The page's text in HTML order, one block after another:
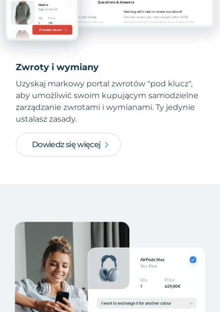
Zwroty i wymiany
Uzyskaj markowy portal zwrotów "pod klucz",
aby umożliwić swoim kupującym samodzielne
zarządzanie zwrotami i wymianami. Ty jedynie
ustalasz zasady.
Dowiedz się więcej